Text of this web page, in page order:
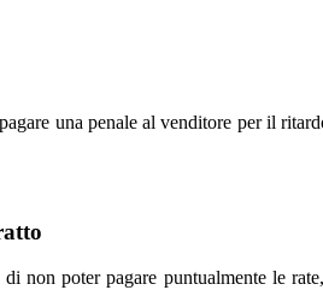
una penale al venditore per il
poter pagare puntualmente le